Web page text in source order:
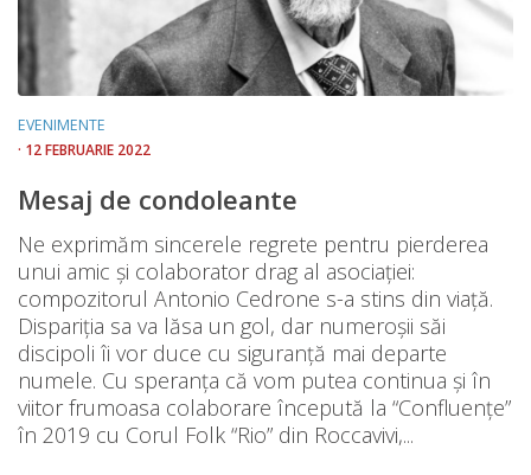
EVENIMENTE
· 12 FEBRUARIE 2022
Mesaj de condoleante
Ne exprimăm sincerele regrete pentru pierderea
unui amic și colaborator drag al asociației:
compozitorul Antonio Cedrone s-a stins din viață.
Dispariția sa va lăsa un gol, dar numeroșii săi
discipoli îi vor duce cu siguranță mai departe
numele. Cu speranța că vom putea continua și în
viitor frumoasa colaborare începută la “Confluențe”
în 2019 cu Corul Folk “Rio” din Roccavivi,...